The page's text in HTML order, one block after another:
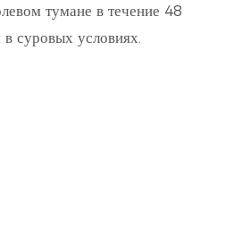
тумане в течение 48
суровых условиях.